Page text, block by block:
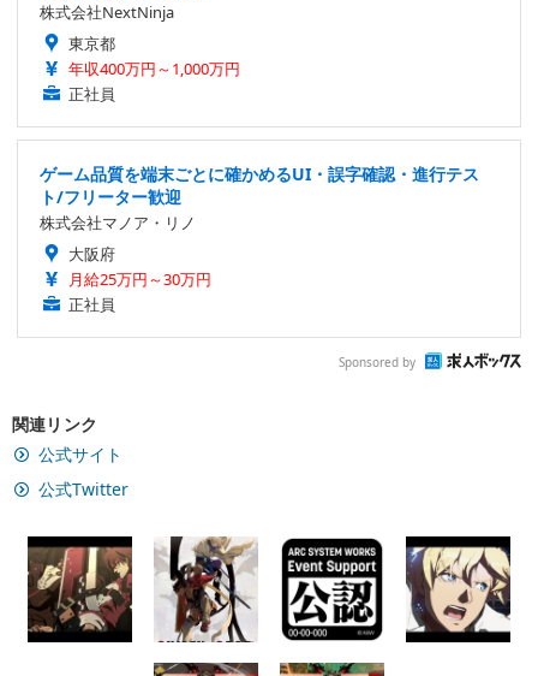
株式会社NextNinja
東京都
年収400万円～1,000万円
正社員
ゲーム品質を端末ごとに確かめるUI・誤字確認・進行テス
ト/フリーター歓迎
株式会社マノア・リノ
大阪府
月給25万円～30万円
正社員
Sponsored by
関連リンク
公式サイト
公式Twitter